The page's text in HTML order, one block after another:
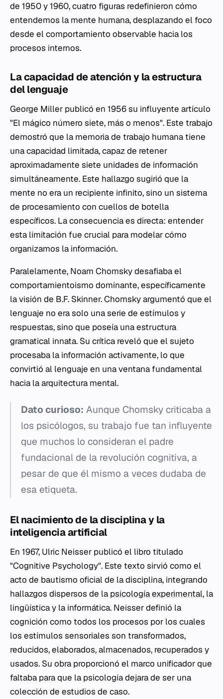
de 1950 y 1960, cuatro figuras redefinieron cómo
entendemos la mente humana, desplazando el foco
desde el comportamiento observable hacia los
procesos internos.
La capacidad de atención y la estructura
del lenguaje
George Miller publicó en 1956 su influyente artículo
"El mágico número siete, más o menos". Este trabajo
demostró que la memoria de trabajo humana tiene
una capacidad limitada, capaz de retener
aproximadamente siete unidades de información
simultáneamente. Este hallazgo sugirió que la
mente no era un recipiente infinito, sino un sistema
de procesamiento con cuellos de botella
específicos. La consecuencia es directa: entender
esta limitación fue crucial para modelar cómo
organizamos la información.
Paralelamente, Noam Chomsky desafiaba el
comportamientoismo dominante, específicamente
la visión de B.F. Skinner. Chomsky argumentó que el
lenguaje no era solo una serie de estímulos y
respuestas, sino que poseía una estructura
gramatical innata. Su crítica reveló que el sujeto
procesaba la información activamente, lo que
convirtió al lenguaje en una ventana fundamental
hacia la arquitectura mental.
Dato curioso: Aunque Chomsky criticaba a
los psicólogos, su trabajo fue tan influyente
que muchos lo consideran el padre
fundacional de la revolución cognitiva, a
pesar de que él mismo a veces dudaba de
esa etiqueta.
El nacimiento de la disciplina y la
inteligencia artificial
En 1967, Ulric Neisser publicó el libro titulado
"Cognitive Psychology". Este texto sirvió como el
acto de bautismo oficial de la disciplina, integrando
hallazgos dispersos de la psicología experimental, la
lingüística y la informática. Neisser definió la
cognición como todos los procesos por los cuales
los estímulos sensoriales son transformados,
reducidos, elaborados, almacenados, recuperados y
usados. Su obra proporcionó el marco unificador que
faltaba para que la psicología dejara de ser una
colección de estudios de caso.